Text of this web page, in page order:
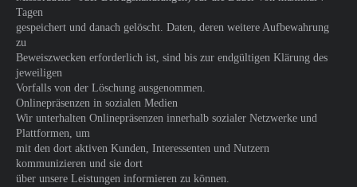
Tagen
gespeichert und danach gelöscht. Daten, deren weitere Aufbewahrung
zu
Beweiszwecken erforderlich ist, sind bis zur endgültigen Klärung des
jeweiligen
Vorfalls von der Löschung ausgenommen.
Onlinepräsenzen in sozialen Medien
Wir unterhalten Onlinepräsenzen innerhalb sozialer Netzwerke und
Plattformen, um
mit den dort aktiven Kunden, Interessenten und Nutzern
kommunizieren und sie dort
über unsere Leistungen informieren zu können.